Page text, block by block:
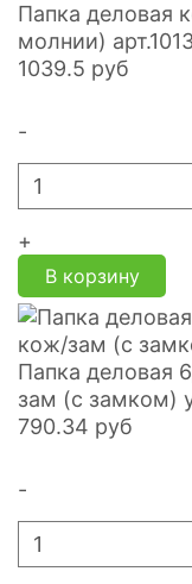
Папка деловая
молнии)
1039.5 руб
-
+
В корзину
Папка деловая
зам (с замком)
790.34 руб
-